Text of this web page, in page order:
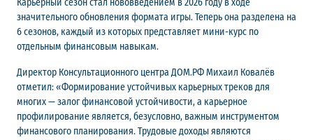
значительного обновления формата игры. Теперь она разделена на
6 сезонов, каждый из которых представляет мини-курс по
отдельным финансовым навыкам.
Директор Консультационного центра ДОМ.РФ Михаил Ковалёв
отметил: «Формирование устойчивых карьерных треков для
многих — залог финансовой устойчивости, а карьерное
профилирование является, безусловно, важным инструментом
финансового планирования. Трудовые доходы являются